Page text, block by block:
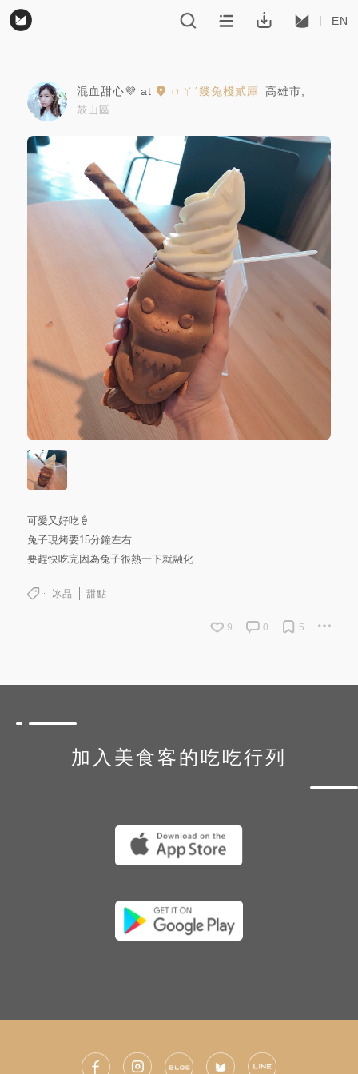
EN
混血甜心💜 at ㄇㄚˊ幾兔棧貳庫 高雄市
鼓山區
可愛又好吃🍦
兔子現烤要15分鐘左右
要趕快吃完因為兔子很熱一下就融化
冰品 甜點
9 0 5
加入美食客的吃吃行列